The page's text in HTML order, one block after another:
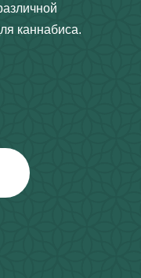
каннабиса.